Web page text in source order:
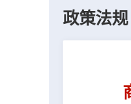
政策法规